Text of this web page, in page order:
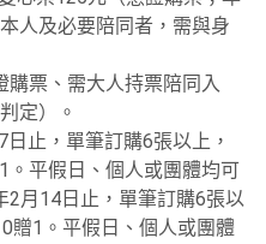
人及必要陪同者，需與身
購票、需大人持票陪同入
定）。
止，單筆訂購6張以上，
。平假日、個人或團體均可
2月14日止，單筆訂購6張以
贈1。平假日、個人或團體